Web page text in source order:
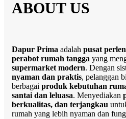
ABOUT US
Dapur Prima adalah pusat
perabot rumah tangga yang
supermarket modern. Dengan
nyaman dan praktis, pelanggan
berbagai produk kebutuhan
santai dan leluasa. Menyediakan
berkualitas, dan terjangkau
rumah yang lebih nyaman dan